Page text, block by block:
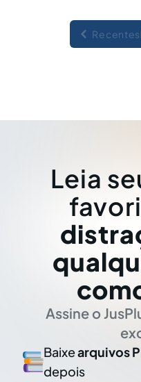
Recentes
Leia
Assine o
Baixearquivos
depois